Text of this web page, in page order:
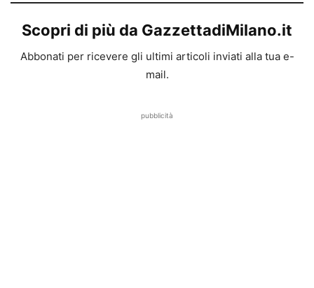
Scopri di più da GazzettadiMilano.it
Abbonati per ricevere gli ultimi articoli inviati alla tua e-
mail.
pubblicità